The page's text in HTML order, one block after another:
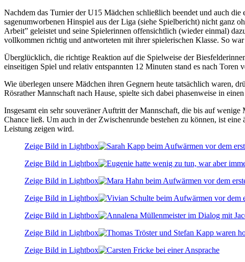
Nachdem das Turnier der U15 Mädchen schließlich beendet und auch
sagenumworbenen Hinspiel aus der Liga (siehe Spielbericht) nicht ganz
Arbeit” geleistet und seine Spielerinnen offensichtlich (wieder einmal)
vollkommen richtig und antworteten mit ihrer spielerischen Klasse. So
Überglücklich, die richtige Reaktion auf die Spielweise der
einseitigen Spiel und relativ entspannten 12 Minuten stand es nach
Wie überlegen unsere Mädchen ihren Gegnern heute tatsächlich waren,
Rösrather Mannschaft nach Hause, spielte sich dabei phasenweise in
Insgesamt ein sehr souveräner Auftritt der Mannschaft, die bis auf
Chance ließ. Um auch in der Zwischenrunde bestehen zu können, ist
Leistung zeigen wird.
Zeige Bild in Lightbox
Zeige Bild in Lightbox
Zeige Bild in Lightbox
Zeige Bild in Lightbox
Zeige Bild in Lightbox
Zeige Bild in Lightbox
Zeige Bild in Lightbox